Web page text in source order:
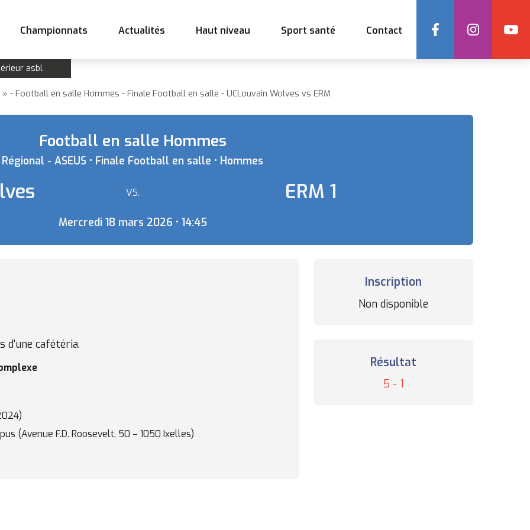
Championnats Actualités Haut niveau Sport santé Contact
Social
asbl
- Football en salle Hommes - Finale Football en salle - UCLouvain Wolves vs ERM
Football en salle Hommes
Régional - ASEUS • Finale Football en salle • Hommes
VS. ERM 1
Mercredi 18 mars 2026 • 14:45
d'une cafétéria.
(Avenue F.D. Roosevelt, 50 – 1050 Ixelles)
Inscription
Non disponible
Résultat
5 - 1